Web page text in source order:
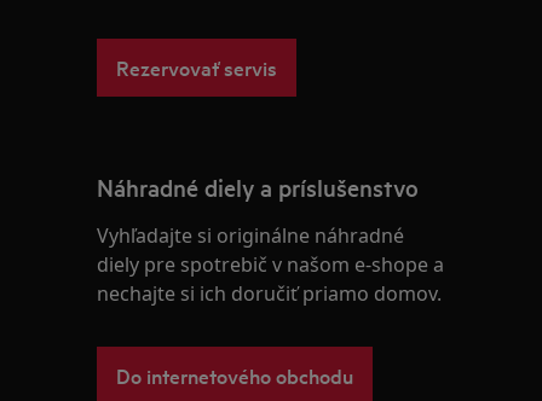
Rezervovať servis
Náhradné diely a príslušenstvo
Vyhľadajte si originálne náhradné
diely pre spotrebič v našom e-shope a
nechajte si ich doručiť priamo domov.
Do internetového obchodu